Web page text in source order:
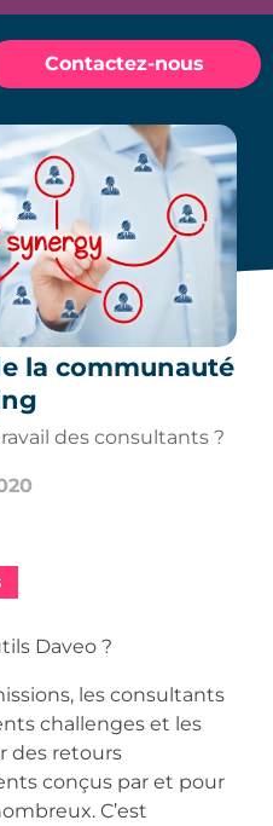
Contactez-nous
la communauté
des consultants ?
Daveo ?
les consultants
challenges et les
des retours
conçus par et pour
C’est